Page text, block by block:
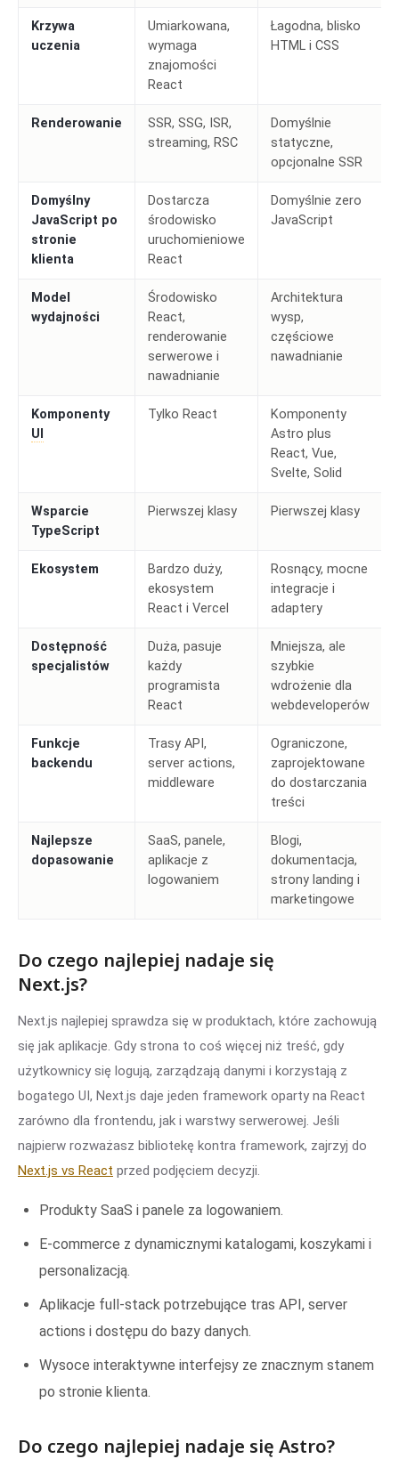
Krzywa
uczenia
Umiarkowana,
wymaga
znajomości
React
Łagodna, blisko
HTML i CSS
Renderowanie
SSR, SSG, ISR,
streaming, RSC
Domyślnie
statyczne,
opcjonalne SSR
Domyślny
JavaScript po
stronie
klienta
Dostarcza
środowisko
uruchomieniowe
React
Domyślnie zero
JavaScript
Model
wydajności
Środowisko
React,
renderowanie
serwerowe i
nawadnianie
Architektura
wysp,
częściowe
nawadnianie
Komponenty
UI
Tylko React
Komponenty
Astro plus
React, Vue,
Svelte, Solid
Wsparcie
TypeScript
Pierwszej klasy Pierwszej klasy
Ekosystem
Bardzo duży,
ekosystem
React i Vercel
Rosnący, mocne
integracje i
adaptery
Dostępność
specjalistów
Duża, pasuje
każdy
programista
React
Mniejsza, ale
szybkie
wdrożenie dla
webdeveloperów
Funkcje
backendu
Trasy API,
server actions,
middleware
Ograniczone,
zaprojektowane
do dostarczania
treści
Najlepsze
dopasowanie
SaaS, panele,
aplikacje z
logowaniem
Blogi,
dokumentacja,
strony landing i
marketingowe
Do czego najlepiej nadaje się
Next.js?
Next.js najlepiej sprawdza się w produktach, które zachowują
się jak aplikacje. Gdy strona to coś więcej niż treść, gdy
użytkownicy się logują, zarządzają danymi i korzystają z
bogatego UI, Next.js daje jeden framework oparty na React
zarówno dla frontendu, jak i warstwy serwerowej. Jeśli
najpierw rozważasz bibliotekę kontra framework, zajrzyj do
Next.js vs React przed podjęciem decyzji.
Produkty SaaS i panele za logowaniem.
E-commerce z dynamicznymi katalogami, koszykami i
personalizacją.
Aplikacje full-stack potrzebujące tras API, server
actions i dostępu do bazy danych.
Wysoce interaktywne interfejsy ze znacznym stanem
po stronie klienta.
Do czego najlepiej nadaje się Astro?